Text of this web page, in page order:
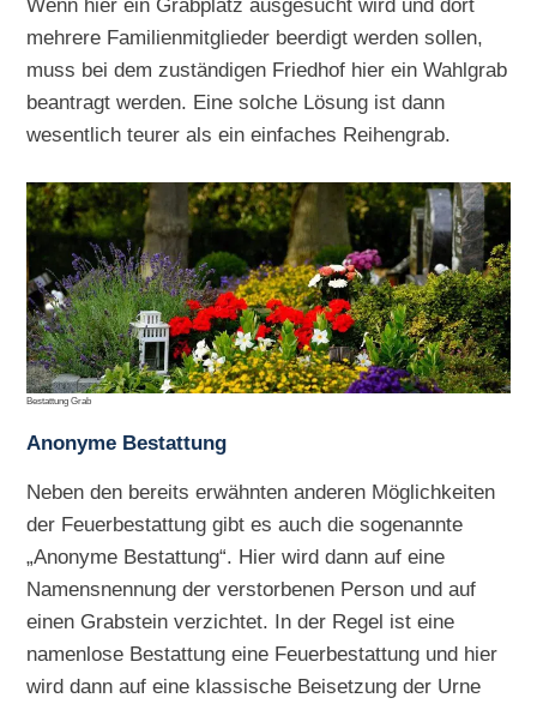
Wenn hier ein Grabplatz ausgesucht wird und dort
mehrere Familienmitglieder beerdigt werden sollen,
muss bei dem zuständigen Friedhof hier ein Wahlgrab
beantragt werden. Eine solche Lösung ist dann
wesentlich teurer als ein einfaches Reihengrab.
Bestattung Grab
Anonyme Bestattung
Neben den bereits erwähnten anderen Möglichkeiten
der Feuerbestattung gibt es auch die sogenannte
„Anonyme Bestattung“. Hier wird dann auf eine
Namensnennung der verstorbenen Person und auf
einen Grabstein verzichtet. In der Regel ist eine
namenlose Bestattung eine Feuerbestattung und hier
wird dann auf eine klassische Beisetzung der Urne